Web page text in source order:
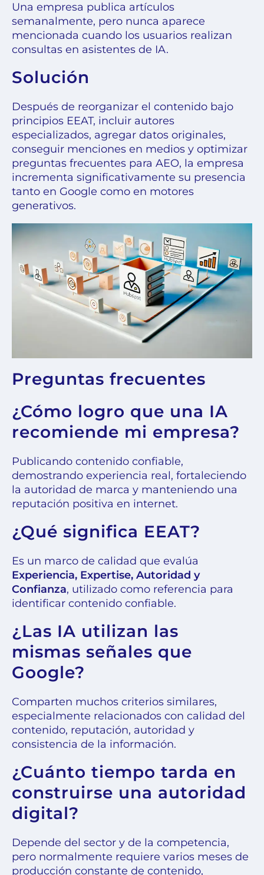
Una empresa publica artículos
semanalmente, pero nunca aparece
mencionada cuando los usuarios realizan
consultas en asistentes de IA.
Solución
Después de reorganizar el contenido bajo
principios EEAT, incluir autores
especializados, agregar datos originales,
conseguir menciones en medios y optimizar
preguntas frecuentes para AEO, la empresa
incrementa significativamente su presencia
tanto en Google como en motores
generativos.
Preguntas frecuentes
¿Cómo logro que una IA
recomiende mi empresa?
Publicando contenido confiable,
demostrando experiencia real, fortaleciendo
la autoridad de marca y manteniendo una
reputación positiva en internet.
¿Qué significa EEAT?
Es un marco de calidad que evalúa
Experiencia, Expertise, Autoridad y
Confianza, utilizado como referencia para
identificar contenido confiable.
¿Las IA utilizan las
mismas señales que
Google?
Comparten muchos criterios similares,
especialmente relacionados con calidad del
contenido, reputación, autoridad y
consistencia de la información.
¿Cuánto tiempo tarda en
construirse una autoridad
digital?
Depende del sector y de la competencia,
pero normalmente requiere varios meses de
producción constante de contenido,